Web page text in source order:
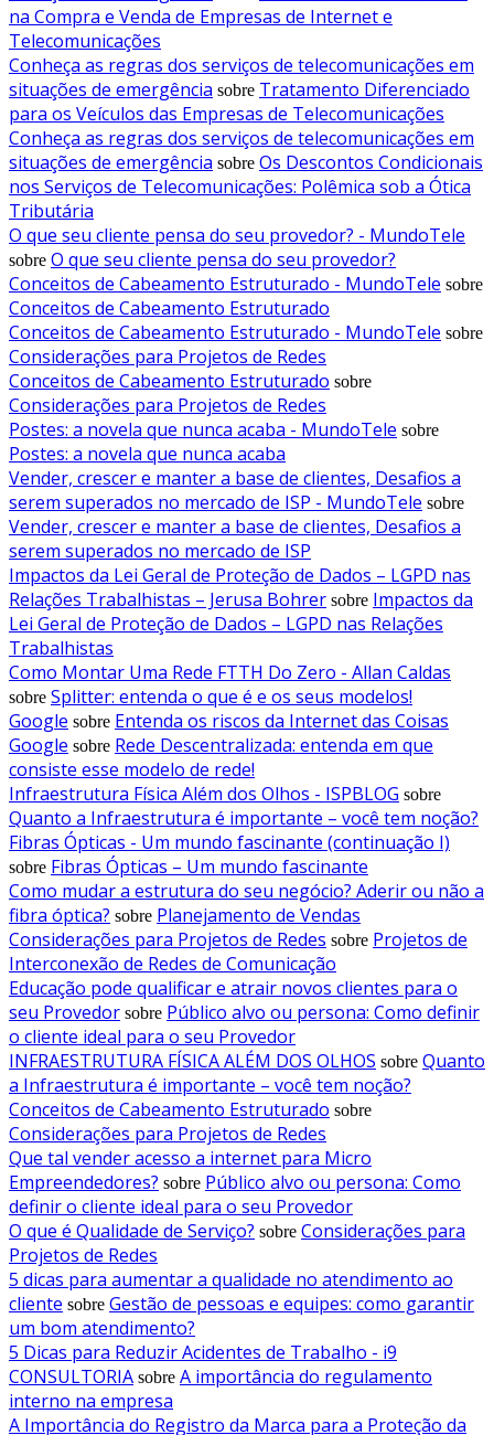
na Compra e Venda de Empresas de Internet e
Telecomunicações
Conheça as regras dos serviços de telecomunicações em
situações de emergência sobre Tratamento Diferenciado
para os Veículos das Empresas de Telecomunicações
Conheça as regras dos serviços de telecomunicações em
situações de emergência sobre Os Descontos Condicionais
nos Serviços de Telecomunicações: Polêmica sob a Ótica
Tributária
O que seu cliente pensa do seu provedor? - MundoTele
sobre O que seu cliente pensa do seu provedor?
Conceitos de Cabeamento Estruturado - MundoTele sobre
Conceitos de Cabeamento Estruturado
Conceitos de Cabeamento Estruturado - MundoTele sobre
Considerações para Projetos de Redes
Conceitos de Cabeamento Estruturado sobre
Considerações para Projetos de Redes
Postes: a novela que nunca acaba - MundoTele sobre
Postes: a novela que nunca acaba
Vender, crescer e manter a base de clientes, Desafios a
serem superados no mercado de ISP - MundoTele sobre
Vender, crescer e manter a base de clientes, Desafios a
serem superados no mercado de ISP
Impactos da Lei Geral de Proteção de Dados – LGPD nas
Relações Trabalhistas – Jerusa Bohrer sobre Impactos da
Lei Geral de Proteção de Dados – LGPD nas Relações
Trabalhistas
Como Montar Uma Rede FTTH Do Zero - Allan Caldas
sobre Splitter: entenda o que é e os seus modelos!
Google sobre Entenda os riscos da Internet das Coisas
Google sobre Rede Descentralizada: entenda em que
consiste esse modelo de rede!
Infraestrutura Física Além dos Olhos - ISPBLOG sobre
Quanto a Infraestrutura é importante – você tem noção?
Fibras Ópticas - Um mundo fascinante (continuação I)
sobre Fibras Ópticas – Um mundo fascinante
Como mudar a estrutura do seu negócio? Aderir ou não a
fibra óptica? sobre Planejamento de Vendas
Considerações para Projetos de Redes sobre Projetos de
Interconexão de Redes de Comunicação
Educação pode qualificar e atrair novos clientes para o
seu Provedor sobre Público alvo ou persona: Como definir
o cliente ideal para o seu Provedor
INFRAESTRUTURA FÍSICA ALÉM DOS OLHOS sobre Quanto
a Infraestrutura é importante – você tem noção?
Conceitos de Cabeamento Estruturado sobre
Considerações para Projetos de Redes
Que tal vender acesso a internet para Micro
Empreendedores? sobre Público alvo ou persona: Como
definir o cliente ideal para o seu Provedor
O que é Qualidade de Serviço? sobre Considerações para
Projetos de Redes
5 dicas para aumentar a qualidade no atendimento ao
cliente sobre Gestão de pessoas e equipes: como garantir
um bom atendimento?
5 Dicas para Reduzir Acidentes de Trabalho - i9
CONSULTORIA sobre A importância do regulamento
interno na empresa
A Importância do Registro da Marca para a Proteção da